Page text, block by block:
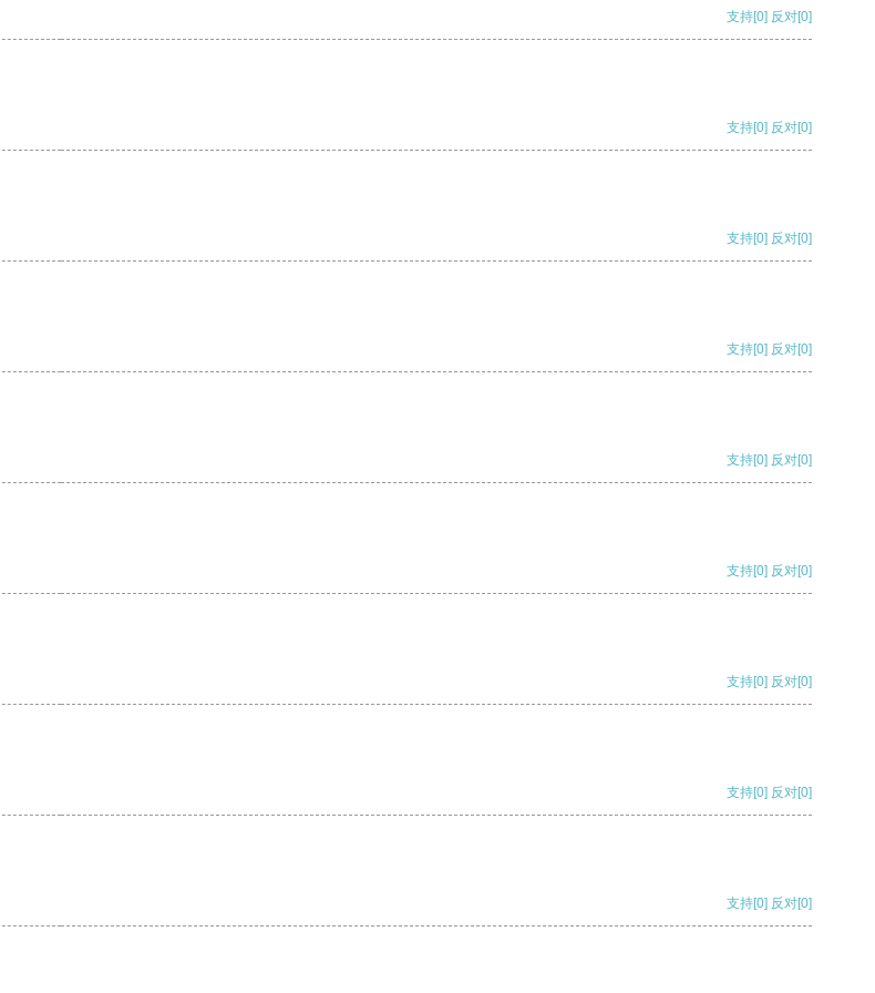
支持[0] 反对[0]
支持[0] 反对[0]
支持[0] 反对[0]
支持[0] 反对[0]
支持[0] 反对[0]
支持[0] 反对[0]
支持[0] 反对[0]
支持[0] 反对[0]
支持[0] 反对[0]